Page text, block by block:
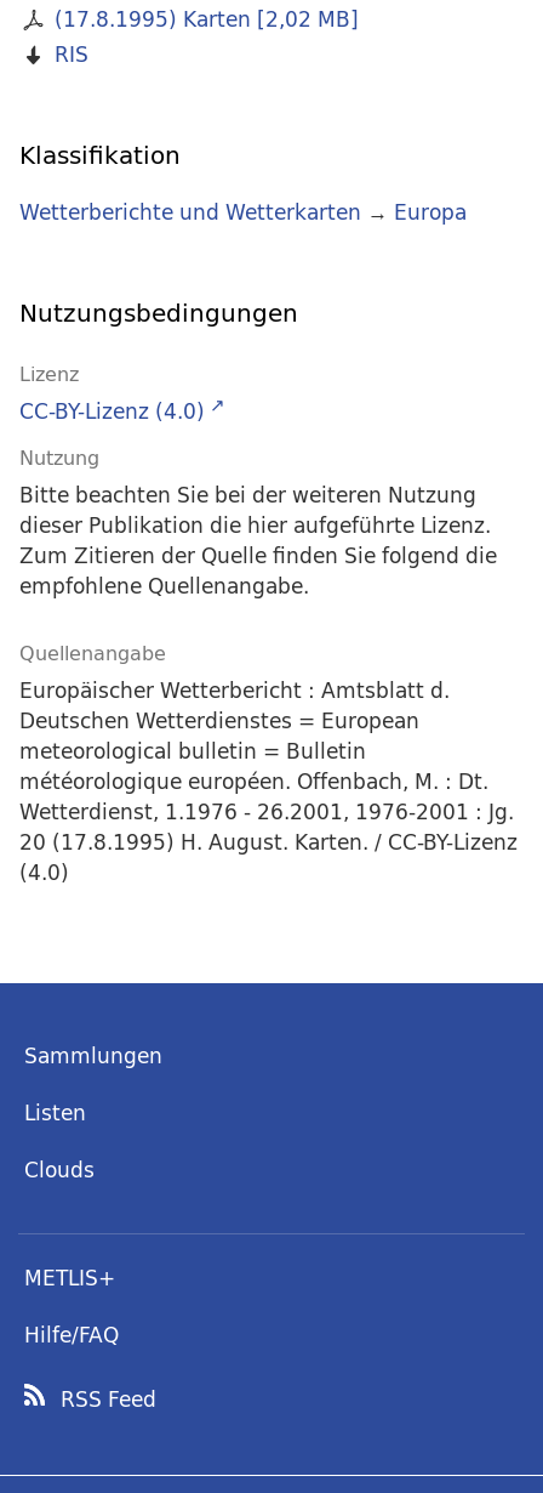
(17.8.1995) Karten [2,02 MB]
RIS
Klassifikation
Wetterberichte und Wetterkarten → Europa
Nutzungsbedingungen
Lizenz
CC-BY-Lizenz (4.0)
Nutzung
Bitte beachten Sie bei der weiteren Nutzung
dieser Publikation die hier aufgeführte Lizenz.
Zum Zitieren der Quelle finden Sie folgend die
empfohlene Quellenangabe.
Quellenangabe
Europäischer Wetterbericht : Amtsblatt d.
Deutschen Wetterdienstes = European
meteorological bulletin = Bulletin
météorologique européen. Offenbach, M. : Dt.
Wetterdienst, 1.1976 - 26.2001, 1976-2001 : Jg.
20 (17.8.1995) H. August. Karten. / CC-BY-Lizenz
(4.0)
Sammlungen
Listen
Clouds
METLIS+
Hilfe/FAQ
RSS Feed